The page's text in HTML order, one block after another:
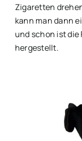
Zigaretten
kann man dann
und schon ist
hergestellt.